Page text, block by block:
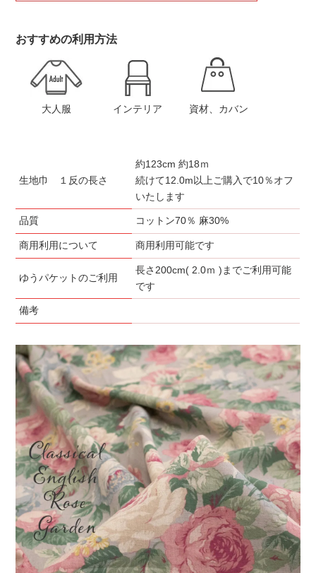
おすすめの利用方法
大人服 インテリア 資材、カバン
生地巾 １反の長さ
約123cm 約18ｍ
続けて12.0m以上ご購入で10％オフ
いたします
品質 コットン70％ 麻30%
商用利用について 商用利用可能です
ゆうパケットのご利用
長さ200cm( 2.0ｍ )までご利用可能
です
備考